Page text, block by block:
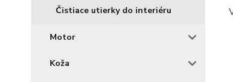
Čistiace utierky do interiéru
Motor
Koža